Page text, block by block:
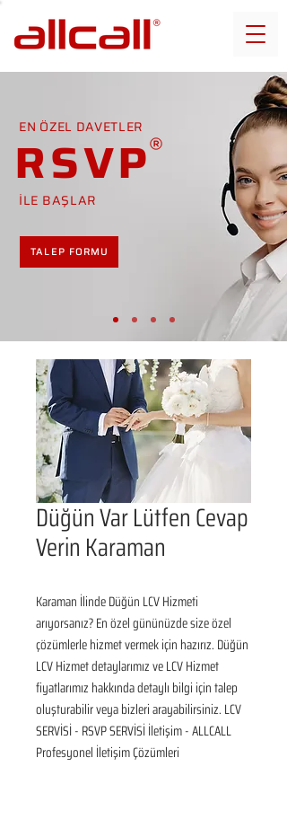
EN ÖZEL DAVETLER
RSVP
İLE BAŞLAR
TALEP FORMU
Düğün Var Lütfen Cevap
Verin Karaman
Karaman İlinde Düğün LCV Hizmeti
arıyorsanız? En özel gününüzde size özel
çözümlerle hizmet vermek için hazırız. Düğün
LCV Hizmet detaylarımız ve LCV Hizmet
fiyatlarımız hakkında detaylı bilgi için talep
oluşturabilir veya bizleri arayabilirsiniz. LCV
SERVİSİ - RSVP SERVİSİ İletişim - ALLCALL
Profesyonel İletişim Çözümleri